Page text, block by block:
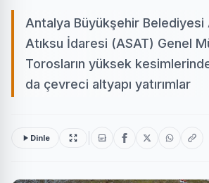
Antalya Büyükşehir Belediyesi
Atıksu İdaresi (ASAT) Genel
Torosların yüksek
da çevreci altyapı yatırımlar
Dinle